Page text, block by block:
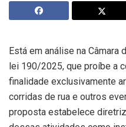
Está em análise na
lei 190/2025, que proíbe a
finalidade exclusivamente
corridas de rua e outros
proposta estabelece